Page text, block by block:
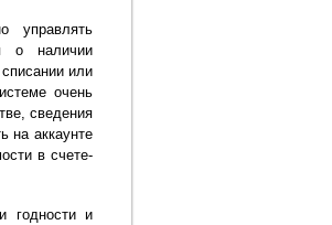
управлять
о наличии
или
очень
сведения
на аккаунте
в счете-
годности и